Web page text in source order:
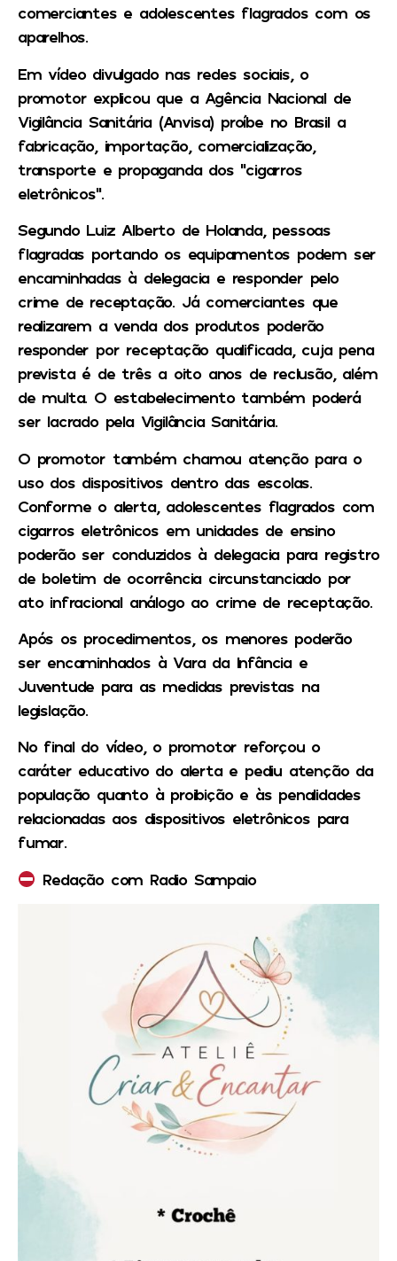
comerciantes e adolescentes flagrados com os
aparelhos.
Em vídeo divulgado nas redes sociais, o
promotor explicou que a Agência Nacional de
Vigilância Sanitária (Anvisa) proíbe no Brasil a
fabricação, importação, comercialização,
transporte e propaganda dos “cigarros
eletrônicos”.
Segundo Luiz Alberto de Holanda, pessoas
flagradas portando os equipamentos podem ser
encaminhadas à delegacia e responder pelo
crime de receptação. Já comerciantes que
realizarem a venda dos produtos poderão
responder por receptação qualificada, cuja pena
prevista é de três a oito anos de reclusão, além
de multa. O estabelecimento também poderá
ser lacrado pela Vigilância Sanitária.
O promotor também chamou atenção para o
uso dos dispositivos dentro das escolas.
Conforme o alerta, adolescentes flagrados com
cigarros eletrônicos em unidades de ensino
poderão ser conduzidos à delegacia para registro
de boletim de ocorrência circunstanciado por
ato infracional análogo ao crime de receptação.
Após os procedimentos, os menores poderão
ser encaminhados à Vara da Infância e
Juventude para as medidas previstas na
legislação.
No final do vídeo, o promotor reforçou o
caráter educativo do alerta e pediu atenção da
população quanto à proibição e às penalidades
relacionadas aos dispositivos eletrônicos para
fumar.
Redação com Radio Sampaio